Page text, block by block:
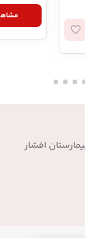
افشار